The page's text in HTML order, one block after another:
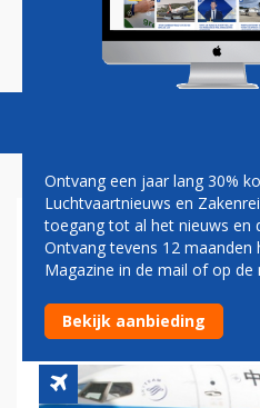
Magazine
AMERICAN
KLM-PARTNER
SOUTHERN
Ontvang een jaar lang 30%
Luchtvaartnieuws en
toegang tot al het nieuws en
Ontvang tevens 12 maanden
Magazine in de mail of op de
Bekijk aanbieding